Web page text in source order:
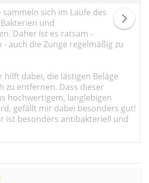
sich im Laufe des
und
Daher ist es ratsam -
- auch die Zunge regelmäßig zu
hilft dabei, die lästigen Beläge
zu entfernen. Dass dieser
hochwertigem, langlebigen
gefällt mir dabei besonders gut!
ist besonders antibakteriell und